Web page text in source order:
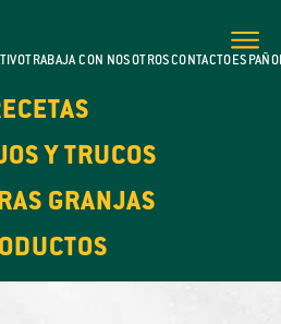
TRABAJA CON NOSOTROSCONTACTO
Y TRUCOS
GRANJAS